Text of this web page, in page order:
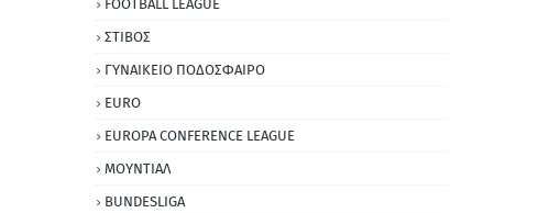
FOOTBALL LEAGUE
ΣΤΙΒΟΣ
ΓΥΝΑΙΚΕΙΟ ΠΟΔΟΣΦΑΙΡΟ
EURO
EUROPA CONFERENCE LEAGUE
ΜΟΥΝΤΙΑΛ
BUNDESLIGA